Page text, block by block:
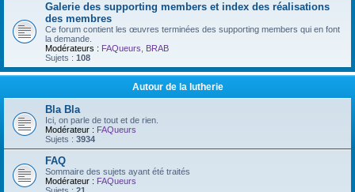
Galerie des supporting members et index des réalisations
des membres
Ce forum contient les œuvres terminées des supporting members qui en font
la demande.
Modérateurs : FAQueurs
BRAB
Sujets : 108
Autour de la lutherie
Bla Bla
Ici, on parle de tout et de rien.
Modérateur : FAQueurs
Sujets : 3934
FAQ
Sommaire des sujets ayant été traités
Modérateur : FAQueurs